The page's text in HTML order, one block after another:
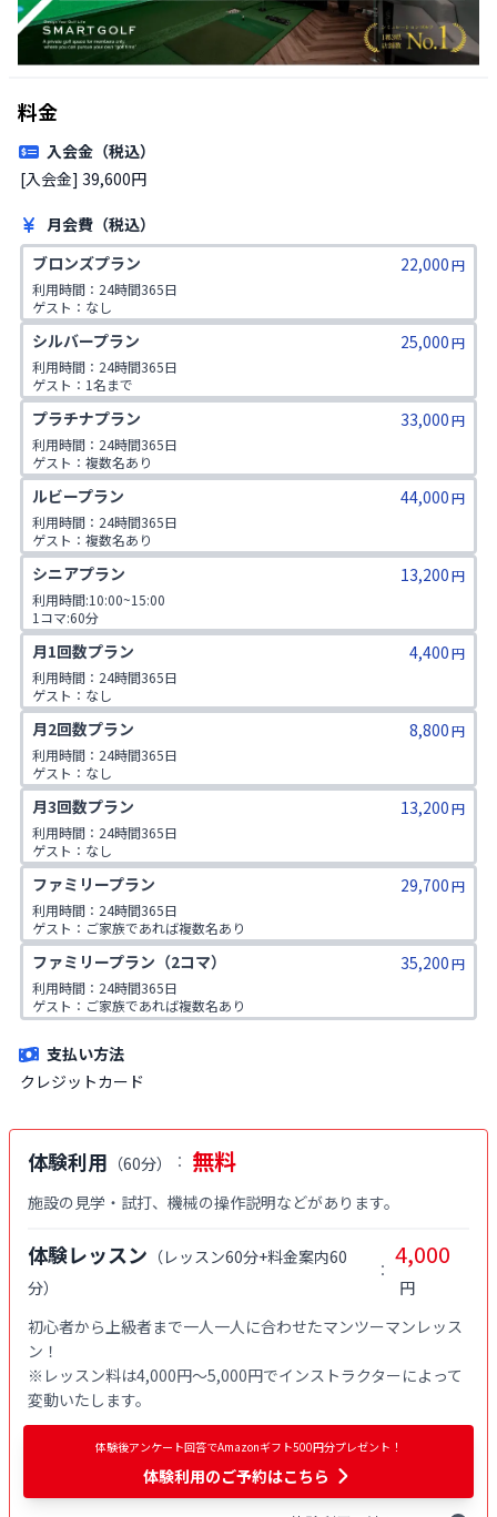
料金
入会金（税込）
[入会金] 39,600円
月会費（税込）
ブロンズプラン
22,000円
利用時間：24時間365日
ゲスト：なし
シルバープラン 25,000円
利用時間：24時間365日
ゲスト：1名まで
プラチナプラン 33,000円
利用時間：24時間365日
ゲスト：複数名あり
1日2コマ予約可
ルビープラン 44,000円
利用時間：24時間365日
ゲスト：複数名あり
1日3コマ予約可
シニアプラン 13,200円
利用時間:10:00~15:00
1コマ:60分
対象年齢:60歳以上
ゲスト:無し
月1回数プラン 4,400円
利用時間：24時間365日
ゲスト：なし
月2回数プラン 8,800円
利用時間：24時間365日
ゲスト：なし
月3回数プラン 13,200円
利用時間：24時間365日
ゲスト：なし
ファミリープラン 29,700円
利用時間：24時間365日
ゲスト：ご家族であれば複数名あり
※ご入会時にご家族名の登録をお願いしております。二親等までのご家
族が対象です。
ファミリープラン（2コマ） 35,200円
利用時間：24時間365日
ゲスト：ご家族であれば複数名あり
※ご入会時にご家族名の登録をお願いしております。二親等までのご家
支払い方法
クレジットカード
体験利用 （60分） ： 無料
体験レッスン （レッスン60分+料金案内60
分）
： 4,000
円
初心者から上級者まで一人一人に合わせたマンツーマンレッス
ン！
※レッスン料は4,000円〜5,000円でインストラクターによって
変動いたします。
体験後アンケート回答でAmazonギフト500円分プレゼント！
体験利用のご予約はこちら